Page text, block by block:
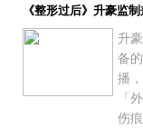
《整形过后》升豪监
升
备
播
「
伤